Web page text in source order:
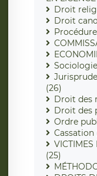
Droit
Droit
(26)
Droit des
Droit des
Ordre
Cassation
VICTIMES
(25)